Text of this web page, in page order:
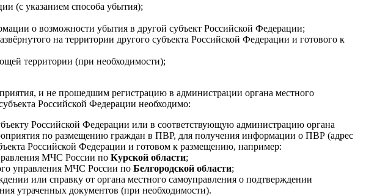
(с указанием способа убытия);
о возможности убытия в другой субъект Российской Федерации;
на территории другого субъекта Российской Федерации и готового к
территории (при необходимости);
и не прошедшим регистрацию в администрации органа местного
Российской Федерации необходимо:
Российской Федерации или в соответствующую администрацию органа
по размещению граждан в ПВР, для получения информации о ПВР (адрес
Российской Федерации и готовом к размещению, например:
МЧС России по Курской области;
управления МЧС России по Белгородской области;
или справку от органа местного самоуправления о подтверждении
утраченных документов (при необходимости).